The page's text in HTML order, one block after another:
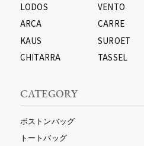
LODOS
ARCA
KAUS
CHITARRA
VENTO
CARRE
SUROET
TASSEL
CATEGORY
ボストンバッグ
トートバッグ